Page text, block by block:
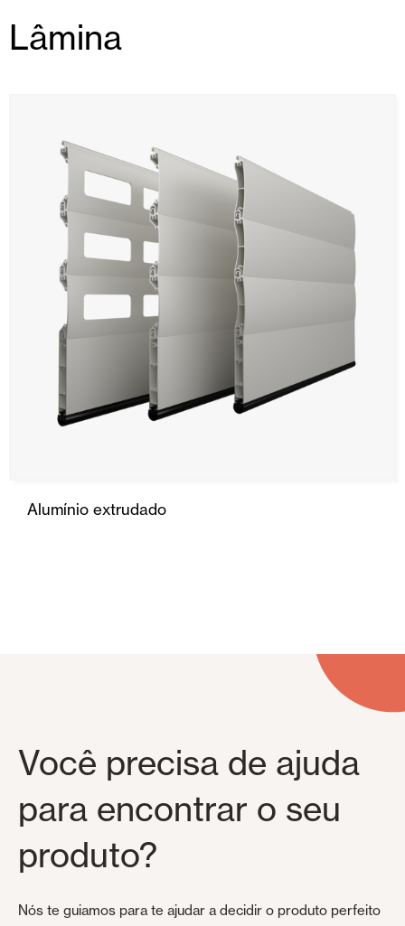
Lâmina
Alumínio extrudado
Você precisa de ajuda
para encontrar o seu
produto?
Nós te guiamos para te ajudar a decidir o produto perfeito